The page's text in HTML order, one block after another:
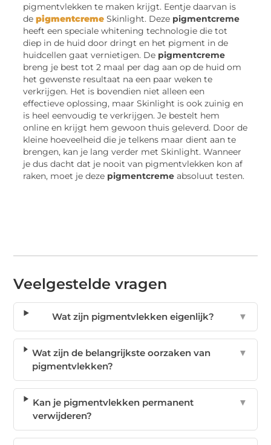
pigmentvlekken te maken krijgt. Eentje daarvan is
depigmentcreme Skinlight. Deze pigmentcreme
heeft een speciale whitening technologie die tot
diep in de huid door dringt en het pigment in de
huidcellen gaat vernietigen. De pigmentcreme
breng je best tot 2 maal per dag aan op de huid om
het gewenste resultaat na een paar weken te
verkrijgen. Het is bovendien niet alleen een
effectieve oplossing, maar Skinlight is ook zuinig en
is heel eenvoudig te verkrijgen. Je bestelt hem
online en krijgt hem gewoon thuis geleverd. Door de
kleine hoeveelheid die je telkens maar dient aan te
brengen, kan je lang verder met Skinlight. Wanneer
je dus dacht dat je nooit van pigmentvlekken kon af
raken, moet je deze pigmentcreme absoluut testen.
Veelgestelde vragen
Wat zijn pigmentvlekken eigenlijk? ▼
Wat zijn de belangrijkste oorzaken van
pigmentvlekken?
▼
Kan je pigmentvlekken permanent
verwijderen?
▼